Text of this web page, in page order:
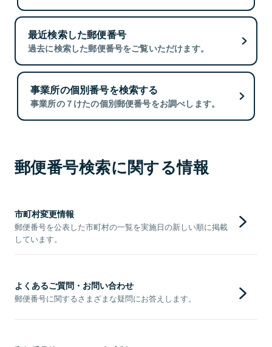
最近検索した郵便番号
過去に検索した郵便番号をご覧いただけます。
事業所の個別番号を検索する
事業所の７けたの個別郵便番号をお調べします。
郵便番号検索に関する情報
市町村変更情報
郵便番号を公表した市町村の一覧を実施日の新しい順に掲載
しています。
よくあるご質問・お問い合わせ
郵便番号に関するさまざまな疑問にお答えします。